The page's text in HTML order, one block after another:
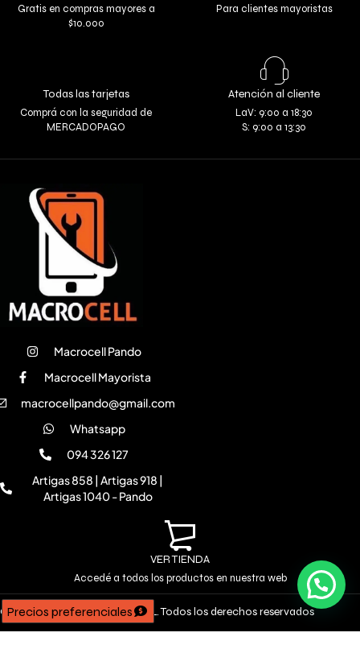
Gratis en compras mayores a
$10.000
Para clientes mayoristas
Todas las tarjetas
Comprá con la seguridad de
MERCADOPAGO
Atención al cliente
LaV: 9:00 a 18:30
S: 9:00 a 13:30
Macrocell Pando
Macrocell Mayorista
macrocellpando@gmail.com
Whatsapp
094 326 127
Artigas 858 | Artigas 918 |
Artigas 1040 - Pando
VER TIENDA
Accedé a todos los productos en nuestra web
Copyright © 2026 MACROCELL. Todos los derechos reservados
Precios preferenciales